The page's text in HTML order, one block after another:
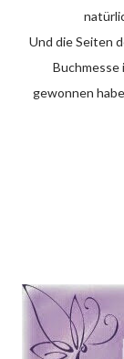
Und die Seiten der Welt staubte bei mir schon seit der letzten
Buchmesse
gewonnen